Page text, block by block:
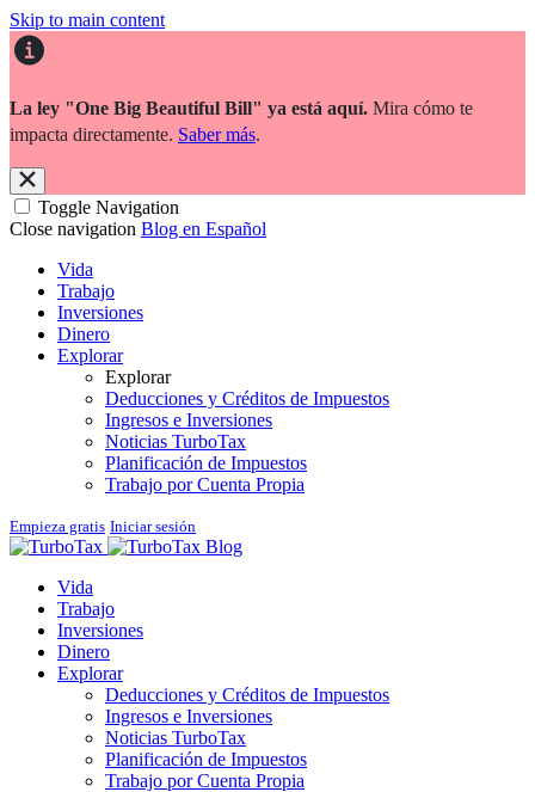
Skip to main content
La ley "One Big Beautiful Bill" ya está aquí. Mira cómo te
impacta directamente. Saber más.
Toggle Navigation
Close navigation Blog en Español
Vida
Trabajo
Inversiones
Dinero
Explorar
Explorar
Deducciones y Créditos de Impuestos
Ingresos e Inversiones
Noticias TurboTax
Planificación de Impuestos
Trabajo por Cuenta Propia
Empieza gratis Iniciar sesión
Blog
Vida
Trabajo
Inversiones
Dinero
Explorar
Deducciones y Créditos de Impuestos
Ingresos e Inversiones
Noticias TurboTax
Planificación de Impuestos
Trabajo por Cuenta Propia